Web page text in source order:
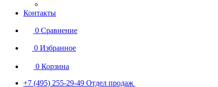
Контакты
0 Сравнение
0 Избранное
0 Корзина
+7 (495) 255-29-49 Отдел продаж